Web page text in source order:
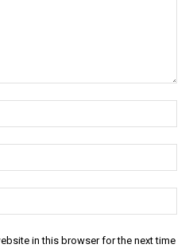
in this browser for the next time